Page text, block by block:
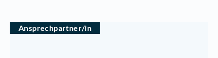
Ansprechpartner/in